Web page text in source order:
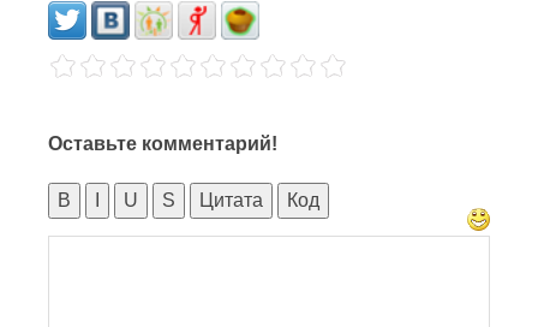
Оставьте комментарий!
B U S Цитата Код